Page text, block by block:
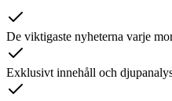
De viktigaste nyheterna varje
Exklusivt innehåll och